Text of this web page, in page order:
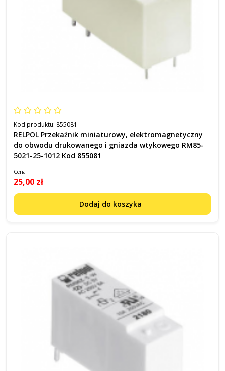
Kod produktu: 855081
RELPOL Przekaźnik miniaturowy, elektromagnetyczny
do obwodu drukowanego i gniazda wtykowego RM85-
5021-25-1012 Kod 855081
Cena
25,00 zł
Dodaj do koszyka